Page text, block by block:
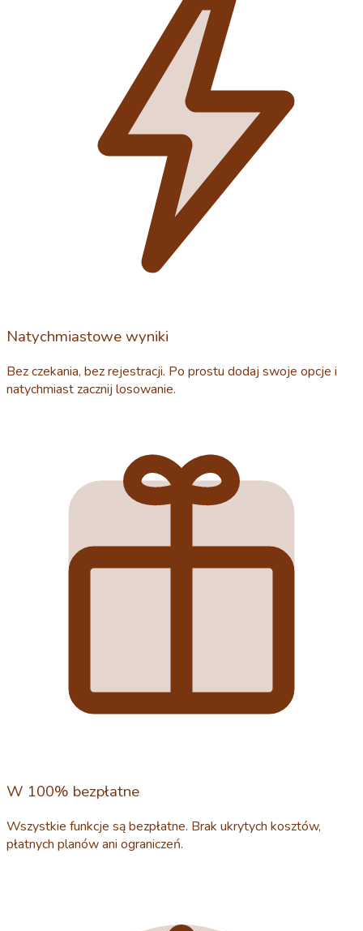
Natychmiastowe wyniki
Bez czekania, bez rejestracji. Po prostu dodaj swoje opcje i
natychmiast zacznij losowanie.
W 100% bezpłatne
Wszystkie funkcje są bezpłatne. Brak ukrytych kosztów,
płatnych planów ani ograniczeń.